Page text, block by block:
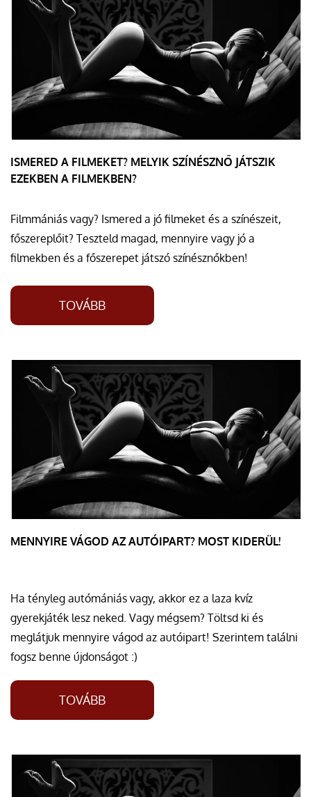
ISMERED A FILMEKET? MELYIK SZÍNÉSZNŐ JÁTSZIK
EZEKBEN A FILMEKBEN?
Filmmániás vagy? Ismered a jó filmeket és a színészeit,
főszereplőit? Teszteld magad, mennyire vagy jó a
filmekben és a főszerepet játszó színésznőkben!
TOVÁBB
MENNYIRE VÁGOD AZ AUTÓIPART? MOST KIDERÜL!
Ha tényleg autómániás vagy, akkor ez a laza kvíz
gyerekjáték lesz neked. Vagy mégsem? Töltsd ki és
meglátjuk mennyire vágod az autóipart! Szerintem találni
fogsz benne újdonságot :)
TOVÁBB